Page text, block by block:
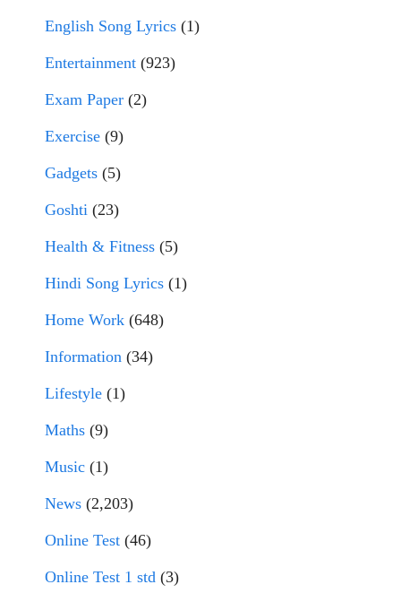
English Song Lyrics (1)
Entertainment (923)
Exam Paper (2)
Exercise (9)
Gadgets (5)
Goshti (23)
Health & Fitness (5)
Hindi Song Lyrics (1)
Home Work (648)
Information (34)
Lifestyle (1)
Maths (9)
Music (1)
News (2,203)
Online Test (46)
Online Test 1 std (3)